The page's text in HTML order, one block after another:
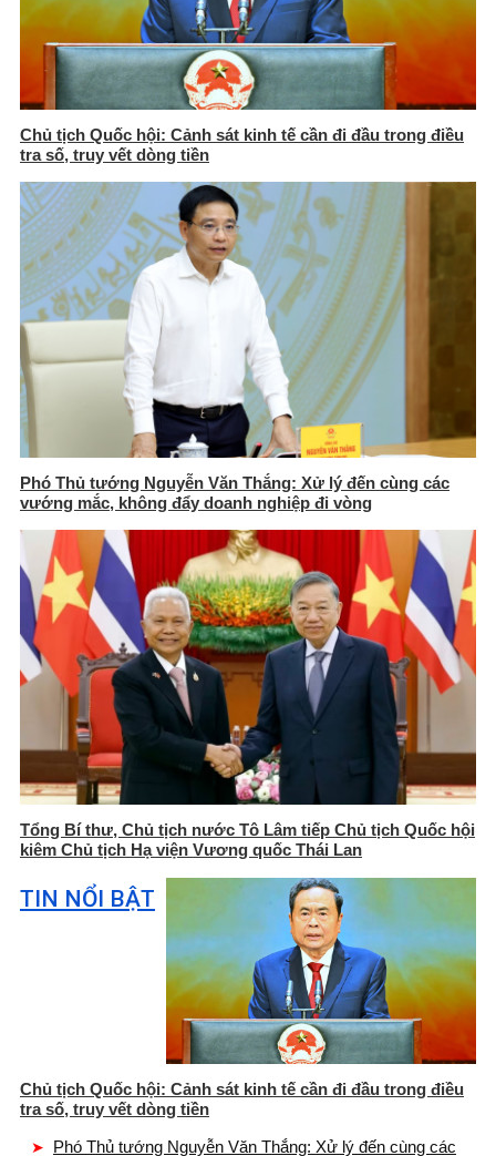
Chủ tịch Quốc hội: Cảnh sát kinh tế cần đi đầu trong điều
tra số, truy vết dòng tiền
Phó Thủ tướng Nguyễn Văn Thắng: Xử lý đến cùng các
vướng mắc, không đẩy doanh nghiệp đi vòng
Tổng Bí thư, Chủ tịch nước Tô Lâm tiếp Chủ tịch Quốc hội
kiêm Chủ tịch Hạ viện Vương quốc Thái Lan
TIN NỔI BẬT
Chủ tịch Quốc hội: Cảnh sát kinh tế cần đi đầu trong điều
tra số, truy vết dòng tiền
Phó Thủ tướng Nguyễn Văn Thắng: Xử lý đến cùng các